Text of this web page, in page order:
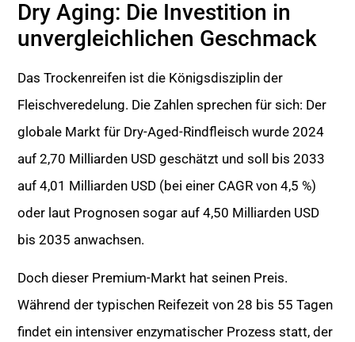
Dry Aging: Die Investition in
unvergleichlichen Geschmack
Das Trockenreifen ist die Königsdisziplin der
Fleischveredelung. Die Zahlen sprechen für sich: Der
globale Markt für Dry-Aged-Rindfleisch wurde 2024
auf 2,70 Milliarden USD geschätzt und soll bis 2033
auf 4,01 Milliarden USD (bei einer CAGR von 4,5 %)
oder laut Prognosen sogar auf 4,50 Milliarden USD
bis 2035 anwachsen.
Doch dieser Premium-Markt hat seinen Preis.
Während der typischen Reifezeit von 28 bis 55 Tagen
findet ein intensiver enzymatischer Prozess statt, der